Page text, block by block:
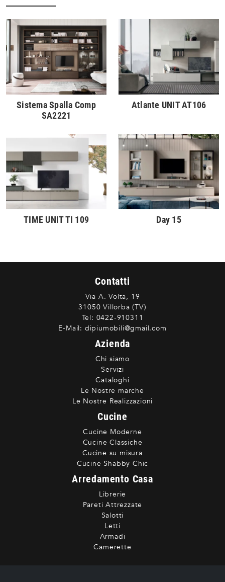
Sistema Spalla Comp
SA2221
Atlante UNIT AT106
TIME UNIT TI 109 Day 15
Contatti
Via A. Volta, 19
31050 Villorba (TV)
Tel: 0422-910311
E-Mail: dipiumobili@gmail.com
Azienda
Chi siamo
Servizi
Cataloghi
Le Nostre marche
Le Nostre Realizzazioni
Cucine
Cucine Moderne
Cucine Classiche
Cucine su misura
Cucine Shabby Chic
Arredamento Casa
Librerie
Pareti Attrezzate
Salotti
Letti
Armadi
Camerette